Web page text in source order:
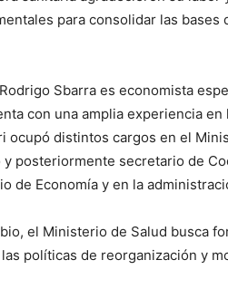
para consolidar las bases
Sbarra es economista
con una amplia experiencia
ocupó distintos cargos en el
posteriormente secretario de
de Economía y en la
el Ministerio de Salud busca
políticas de reorganización y